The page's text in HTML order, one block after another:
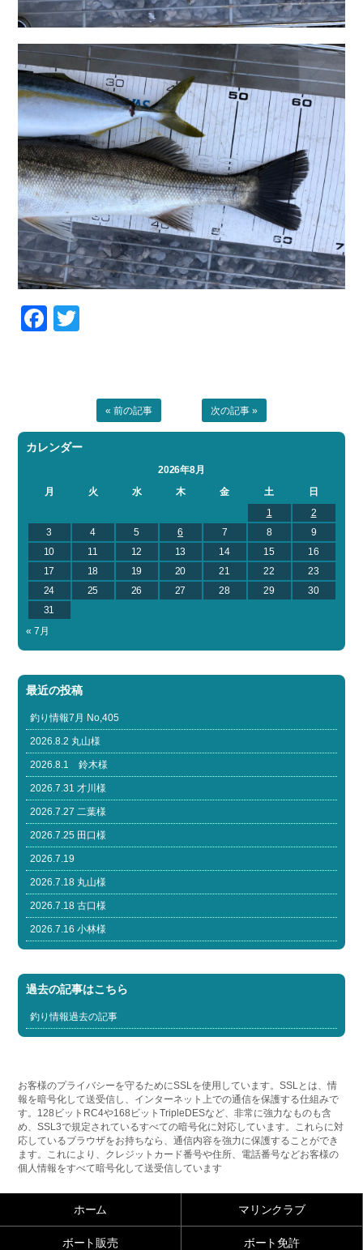
Facebook
« 前の記事 次の記事 »
カレンダー
2026年8月
月
火 水 木 金 土
日
1
2
3
4 5 6 7 8
9
10
11 12 13 14 15
16
17
18 19 20 21 22
23
24
25 26 27 28 29
30
31
« 7月
最近の投稿
釣り情報7月 No,405
2026.8.2 丸山様
2026.8.1 鈴木様
2026.7.31 才川様
2026.7.27 二葉様
2026.7.25 田口様
2026.7.19
2026.7.18 丸山様
2026.7.18 古口様
2026.7.16 小林様
過去の記事はこちら
釣り情報過去の記事
お客様のプライバシーを守るためにSSLを使用しています。SSLとは、情
報を暗号化して送受信し、インターネット上での通信を保護する仕組みで
す。128ビットRC4や168ビットTripleDESなど、非常に強力なものも含
め、SSL3で規定されているすべての暗号化に対応しています。これらに対
応しているブラウザをお持ちなら、通信内容を強力に保護することができ
ます。これにより、クレジットカード番号や住所、電話番号などお客様の
個人情報をすべて暗号化して送受信しています
ホーム マリンクラブ
ボート販売 ボート免許